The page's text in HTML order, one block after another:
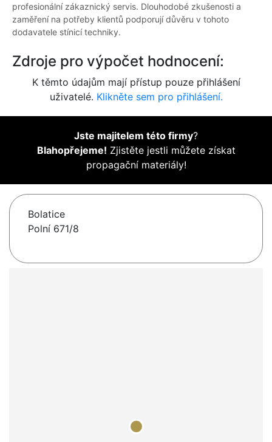
profesionální zákaznický servis. Dlouhodobé zkušenosti a
zaměření na potřeby klientů podporují důvěru v tohoto
dodavatele stínicí techniky.
Zdroje pro výpočet hodnocení:
K těmto údajům mají přístup pouze přihlášení
uživatelé. Klikněte sem pro přihlášení.
Jste majitelem této firmy?
Blahopřejeme! Zjistěte jestli můžete získat
propagační materiály!
Bolatice
Polní 671/8